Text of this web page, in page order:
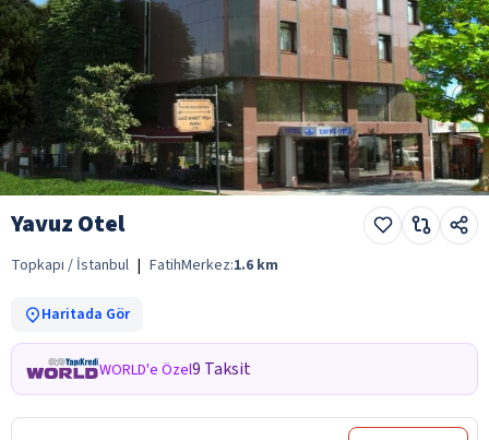
Yavuz Otel
Topkapı / İstanbul | FatihMerkez:1.6 km
Haritada Gör
WORLD'e Özel9 Taksit